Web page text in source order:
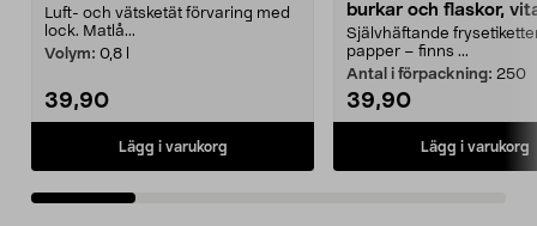
Luft- och vätsketät förvaring med
lock. Matlå...
Volym: 0,8 l
39,90
Lägg i varukorg
burkar och flaskor,
Självhäftande
papper – finns ...
Antal i förpackning: 250
39,90
Lägg i varukorg